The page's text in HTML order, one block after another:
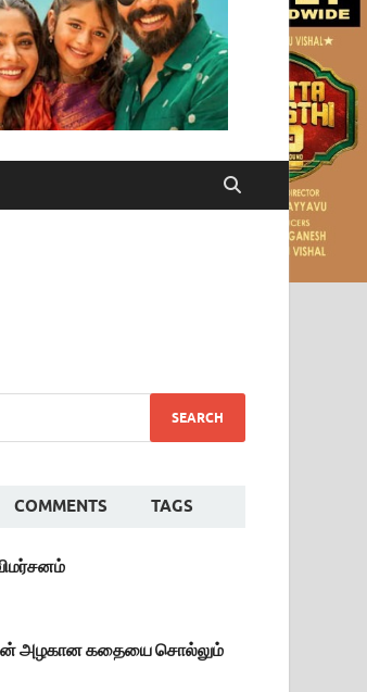
COMMENTS TAGS
அழகான கதையை சொல்லும்